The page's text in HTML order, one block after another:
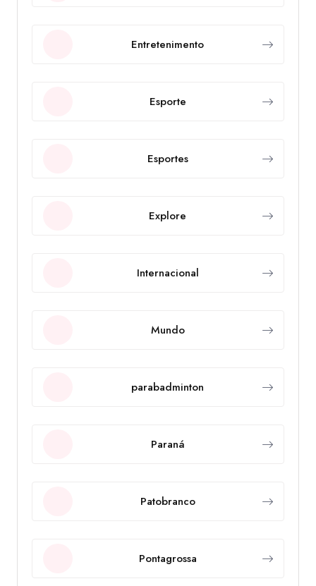
Entretenimento
Esporte
Esportes
Explore
Internacional
Mundo
parabadminton
Paraná
Patobranco
Pontagrossa